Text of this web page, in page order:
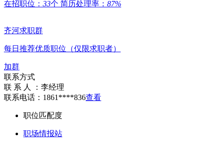
在招职位： 33个 简历处理率： 87%
齐河求职群
每日推荐优质职位（仅限求职者）
加群
联系方式
联 系 人 ： 李经理
联系电话： 1861****836查看
职位匹配度
职场情报站